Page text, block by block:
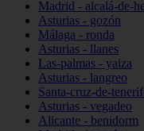
Madrid - alcalá-de-
Asturias - gozón
Málaga - ronda
Asturias - llanes
Las-palmas - yaiza
Asturias - langreo
Santa-cruz-de-
Asturias - vegadeo
Alicante - benidorm